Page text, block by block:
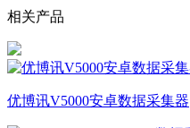
相关产品
优博讯V5000安卓数据采集器